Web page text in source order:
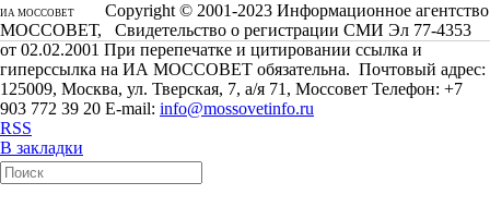
ИА МОССОВЕТ
Copyright © 2001-2023 Информационное агентство
МОССОВЕТ, Свидетельство о регистрации СМИ Эл 77-4353
от 02.02.2001 При перепечатке и цитировании ссылка и
гиперссылка на ИА МОССОВЕТ обязательна. Почтовый адрес:
125009, Москва, ул. Тверская, 7, а/я 71, Моссовет Телефон: +7
903 772 39 20 E-mail: info@mossovetinfo.ru
RSS
В закладки